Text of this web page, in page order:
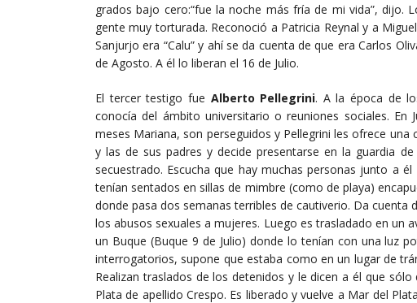
grados bajo cero:“fue la noche más fría de mi vida”, dijo.
gente muy torturada. Reconoció a Patricia Reynal y a
Sanjurjo era “Calu” y ahí se da cuenta de que era Carlos
de Agosto. A él lo liberan el 16 de Julio.
El tercer testigo fue Alberto Pellegrini. A la época de
conocía del ámbito universitario o reuniones sociales.
meses Mariana, son perseguidos y Pellegrini les ofrece una
y las de sus padres y decide presentarse en la guardia
secuestrado. Escucha que hay muchas personas junto a
tenían sentados en sillas de mimbre (como de playa)
donde pasa dos semanas terribles de cautiverio. Da
los abusos sexuales a mujeres. Luego es trasladado en un
un Buque (Buque 9 de Julio) donde lo tenían con una luz
interrogatorios, supone que estaba como en un lugar de
Realizan traslados de los detenidos y le dicen a él que sólo
Plata de apellido Crespo. Es liberado y vuelve a Mar del